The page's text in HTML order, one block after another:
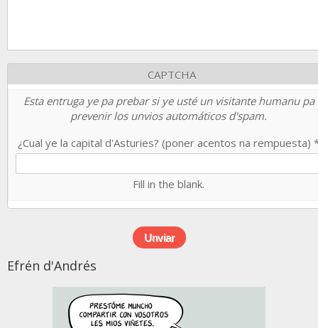
CAPTCHA
Esta entruga ye pa prebar si ye usté un visitante humanu pa
prevenir los unvios automáticos d'spam.
¿Cual ye la capital d'Asturies? (poner acentos na rempuesta)
Fill in the blank.
Efrén d'Andrés